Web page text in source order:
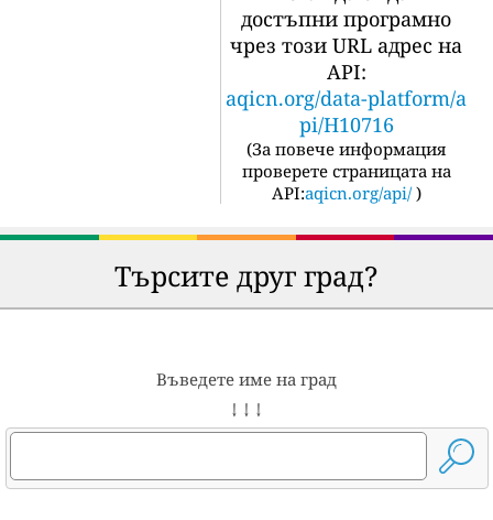
достъпни програмно
чрез този URL адрес на
API:
aqicn.org/data-platform/a
pi/H10716
(За повече информация
проверете страницата на
API:aqicn.org/api/ )
Търсите друг град?
Въведете име на град
↓ ↓ ↓